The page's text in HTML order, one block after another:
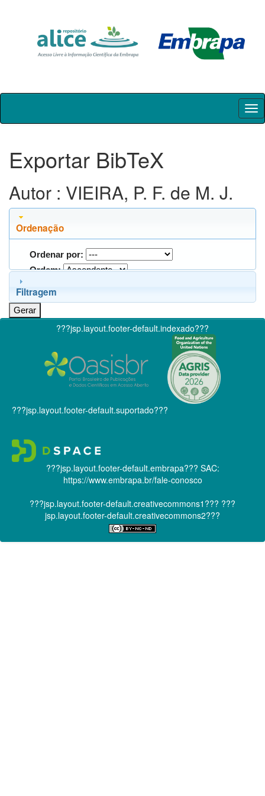
Skip
Exportar BibTeX
Autor : VIEIRA, P. F. de M. J.
Ordenação
Ordenar por:
Ordem:
Filtragem
???jsp.layout.footer-default.indexado???
???jsp.layout.footer-default.suportado???
???jsp.layout.footer-default.embrapa??? SAC:
https://www.embrapa.br/fale-conosco
???jsp.layout.footer-default.creativecommons1??? ???
jsp.layout.footer-default.creativecommons2???